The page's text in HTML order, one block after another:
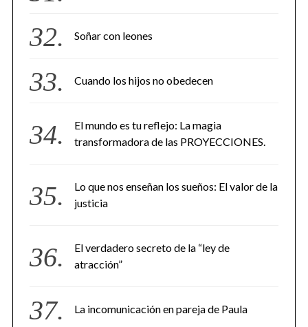
Soñar con leones
Cuando los hijos no obedecen
El mundo es tu reflejo: La magia
transformadora de las PROYECCIONES.
Lo que nos enseñan los sueños: El valor de la
justicia
El verdadero secreto de la “ley de
atracción”
La incomunicación en pareja de Paula